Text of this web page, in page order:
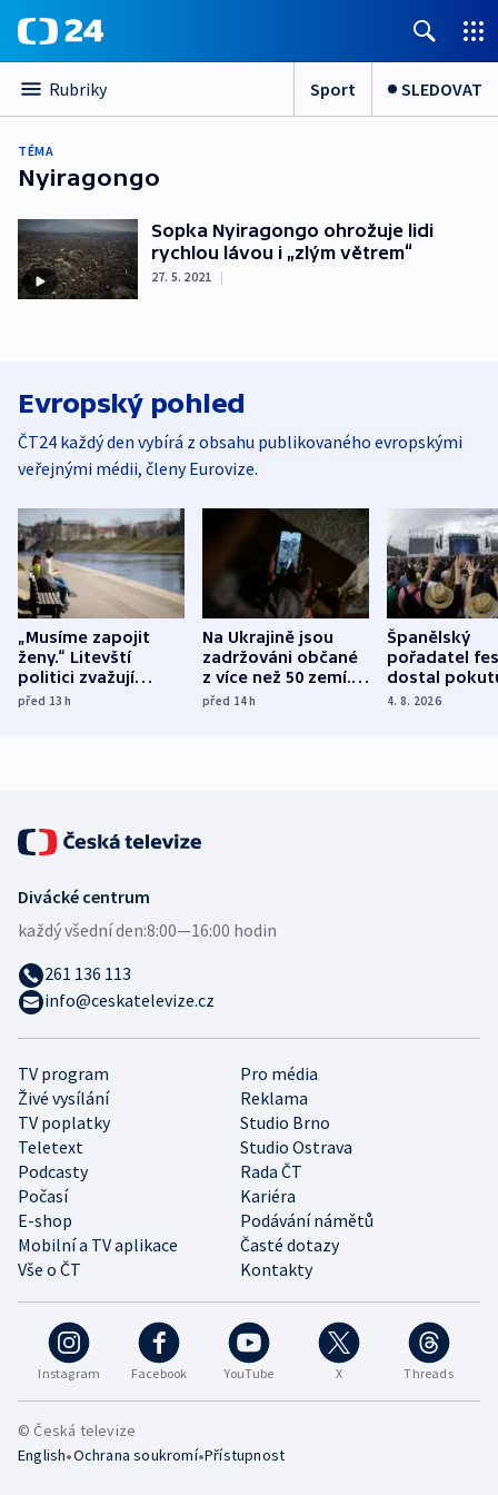
Rubriky Sport SLEDOVAT
TÉMA
Nyiragongo
Sopka Nyiragongo ohrožuje lidi
rychlou lávou i „zlým větrem“
27. 5. 2021 |
Evropský pohled
ČT24 každý den vybírá z obsahu publikovaného evropskými
veřejnými médii, členy Eurovize.
„Musíme zapojit
ženy.“ Litevští
politici zvažují
dohodu o
před 13h
Na Ukrajině jsou
zadržováni občané
z více než 50 zemí.
Bojovali na straně
před 14h
Španělský
pořadatel
dostal
nekalé
4. 8. 2026
Instagram Facebook YouTube X Threads
TV program
Pro média
Živé vysílání
Reklama
TV poplatky
Studio Brno
Teletext
Studio Ostrava
Podcasty
Rada ČT
Počasí
Kariéra
E-shop
Podávání námětů
Mobilní a TV aplikace
Časté dotazy
Vše o ČT
Kontakty
Divácké centrum
každý všední den:8:00—16:00 hodin
261 136 113
info@ceskatelevize.cz
© Česká televize
English•Ochrana soukromí•Přístupnost